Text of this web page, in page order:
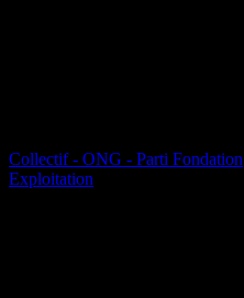
Collectif - ONG - Parti Fondation
Exploitation